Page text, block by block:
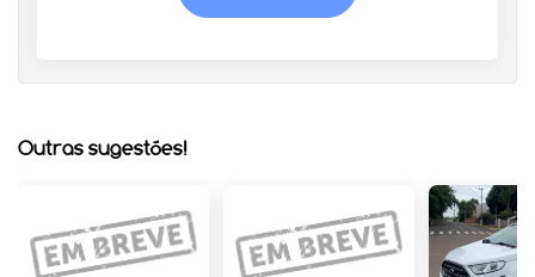
Outras sugestões!